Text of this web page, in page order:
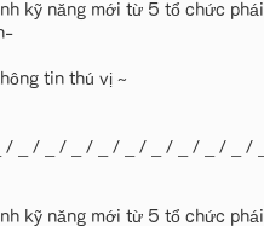
kỹ năng mới từ 5 tổ chức
tin thú vị ~
/ _ / _ / _ / _ / _ / _ / _ / _ / _
kỹ năng mới từ 5 tổ chức